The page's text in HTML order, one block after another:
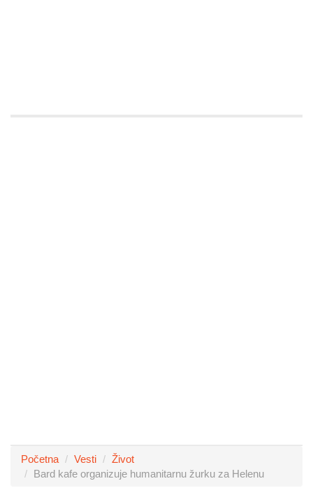
Početna Vesti
Život
Bard kafe organizuje humanitarnu žurku za Helenu